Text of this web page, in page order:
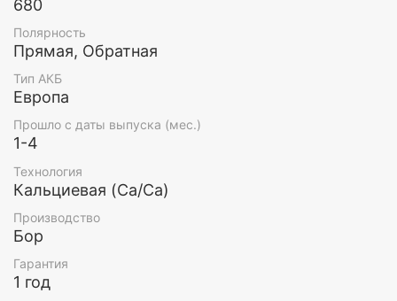
680
Полярность
Прямая, Обратная
Тип АКБ
Европа
Прошло с даты выпуска (мес.)
1-4
Технология
Кальциевая (Ca/Ca)
Производство
Бор
Гарантия
1 год